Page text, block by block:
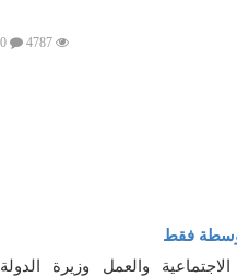
فقط
والعمل وزيرة الدولة